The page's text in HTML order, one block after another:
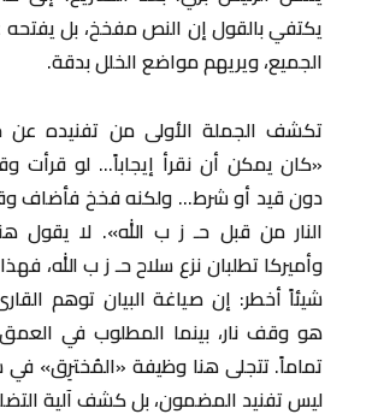
يكتفي بالقول إن النص مفخخ، بل
الجميع، ويريهم مواضع الخلل بدقة.
تكشف الجملة الأولى من تفنيده عن
«كان يمكن أن نقرأ إيجاباً… لو قرأت
دون قيد أو شرط… ولكنه فخخ فأضاف
النار من قبل حـ ز ب الله». لا يقول
وأميركا تطلبان نزع سلاح حـ ز ب الله،
شيئاً أخطر: إن صياغة البيان توهم
هو وقف نار، بينما المطلوب في
تماماً. تتجلى هنا وظيفة «المُخترِق»
ليس تفنيد المضمون، بل كشف آلية